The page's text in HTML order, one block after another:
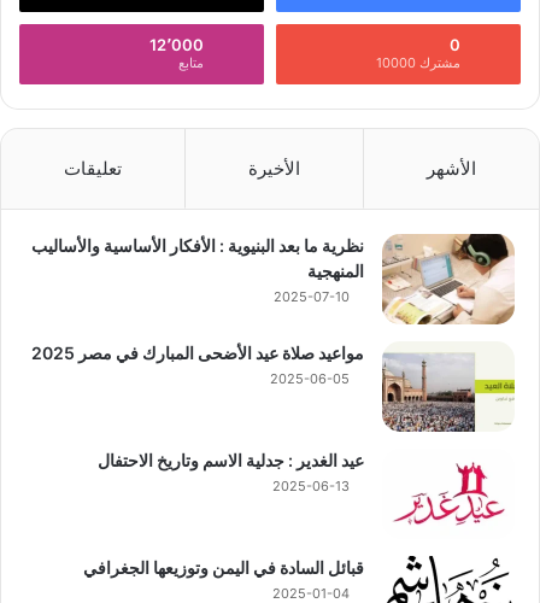
0
مشترك 10000
12٬000
متابع
الأشهر الأخيرة تعليقات
نظرية ما بعد البنيوية : الأفكار الأساسية والأساليب
المنهجية
2025-07-10
مواعيد صلاة عيد الأضحى المبارك في مصر 2025
2025-06-05
عيد الغدير : جدلية الاسم وتاريخ الاحتفال
2025-06-13
قبائل السادة في اليمن وتوزيعها الجغرافي
2025-01-04